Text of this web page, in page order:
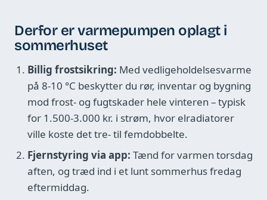
Derfor er varmepumpen oplagt i
sommerhuset
Billig frostsikring: Med vedligeholdelsesvarme
på 8-10 °C beskytter du rør, inventar og bygning
mod frost- og fugtskader hele vinteren – typisk
for 1.500-3.000 kr. i strøm, hvor elradiatorer
ville koste det tre- til femdobbelte.
Fjernstyring via app: Tænd for varmen torsdag
aften, og træd ind i et lunt sommerhus fredag
eftermiddag.